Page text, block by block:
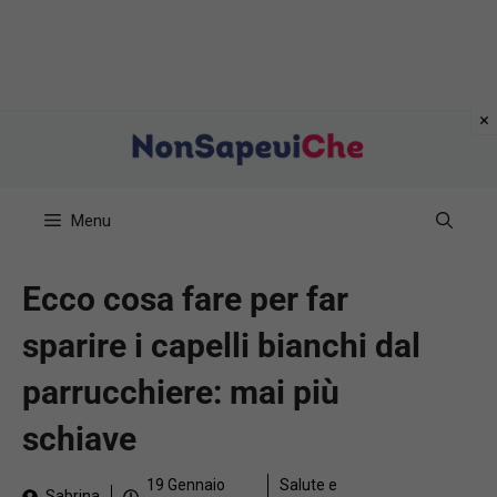
Menu
Ecco cosa fare per far
sparire i capelli bianchi dal
parrucchiere: mai più
schiave
19 Gennaio Salute e